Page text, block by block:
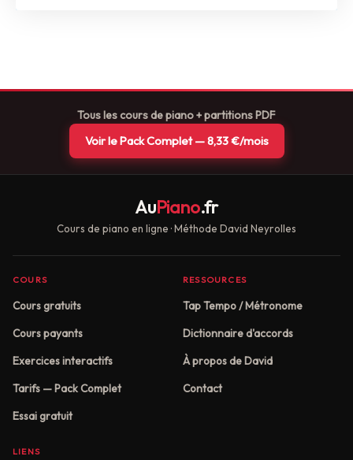
Tous les cours de piano + partitions PDF
Voir le Pack Complet — 8,33 €/mois
AuPiano.fr
Cours de piano en ligne · Méthode David Neyrolles
COURS
Cours gratuits
Cours payants
Exercices interactifs
Tarifs — Pack Complet
Essai gratuit
RESSOURCES
Tap Tempo / Métronome
Dictionnaire d'accords
À propos de David
Contact
LIENS